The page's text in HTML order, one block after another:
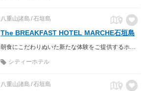
八重山諸島 石垣島
The BREAKFAST HOTEL MARCHE石垣島
シティーホテル
八重山諸島 石垣島